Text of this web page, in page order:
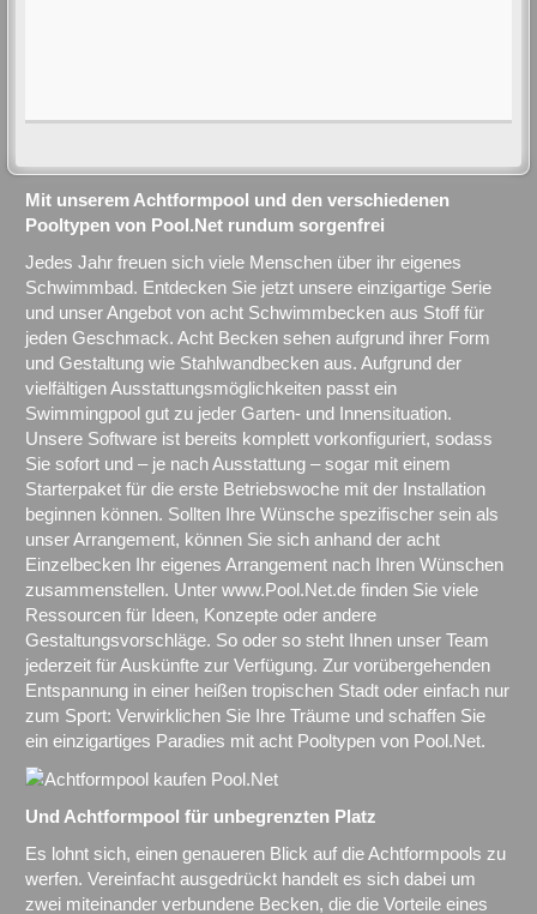
Mit unserem Achtformpool und den verschiedenen
Pooltypen von Pool.Net rundum sorgenfrei
Jedes Jahr freuen sich viele Menschen über ihr eigenes
Schwimmbad. Entdecken Sie jetzt unsere einzigartige Serie
und unser Angebot von acht Schwimmbecken aus Stoff für
jeden Geschmack. Acht Becken sehen aufgrund ihrer Form
und Gestaltung wie Stahlwandbecken aus. Aufgrund der
vielfältigen Ausstattungsmöglichkeiten passt ein
Swimmingpool gut zu jeder Garten- und Innensituation.
Unsere Software ist bereits komplett vorkonfiguriert, sodass
Sie sofort und – je nach Ausstattung – sogar mit einem
Starterpaket für die erste Betriebswoche mit der Installation
beginnen können. Sollten Ihre Wünsche spezifischer sein als
unser Arrangement, können Sie sich anhand der acht
Einzelbecken Ihr eigenes Arrangement nach Ihren Wünschen
zusammenstellen. Unter www.Pool.Net.de finden Sie viele
Ressourcen für Ideen, Konzepte oder andere
Gestaltungsvorschläge. So oder so steht Ihnen unser Team
jederzeit für Auskünfte zur Verfügung. Zur vorübergehenden
Entspannung in einer heißen tropischen Stadt oder einfach nur
zum Sport: Verwirklichen Sie Ihre Träume und schaffen Sie
ein einzigartiges Paradies mit acht Pooltypen von Pool.Net.
Und Achtformpool für unbegrenzten Platz
Es lohnt sich, einen genaueren Blick auf die Achtformpools zu
werfen. Vereinfacht ausgedrückt handelt es sich dabei um
zwei miteinander verbundene Becken, die die Vorteile eines